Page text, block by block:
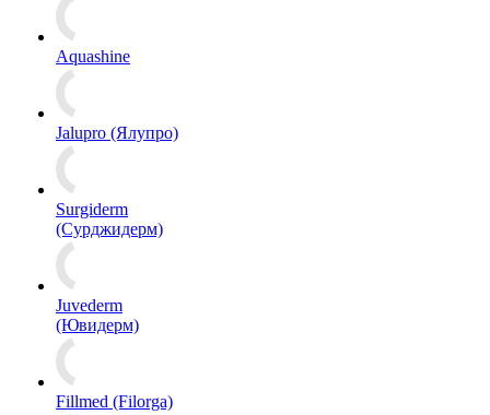
Aquashine
Jalupro (Ялупро)
Surgiderm
(Сурджидерм)
Juvederm
(Ювидерм)
Fillmed (Filorga)